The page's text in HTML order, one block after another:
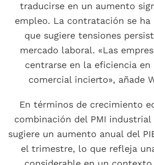
traducirse en un aumento
empleo. La contratación se ha
que sugiere tensiones
mercado laboral. «Las
centrarse en la eficiencia
comercial incierto», añade
En términos de crecimiento
combinación del PMI industrial
sugiere un aumento anual del
el trimestre, lo que refleja